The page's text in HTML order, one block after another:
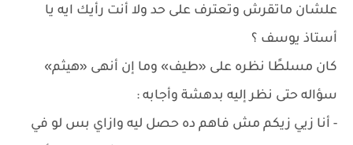
علشان ماتقرش وتعترف على حد ولا أنت رأيك ايه يا
أستاذ يوسف ؟
كان مسلطًا نظره على «طيف» وما إن أنهى «هيثم»
سؤاله حتى نظر إليه بدهشة وأجابه :
- أنا زيي زيكم مش فاهم ده حصل ليه وازاي بس لو في